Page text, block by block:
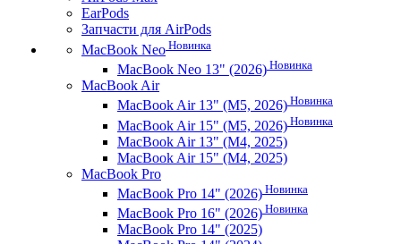
EarPods
Запчасти для AirPods
MacBook Neo Новинка
MacBook Neo 13" (2026) Новинка
MacBook Air
MacBook Air 13" (M5, 2026) Новинка
MacBook Air 15" (M5, 2026) Новинка
MacBook Air 13" (M4, 2025)
MacBook Air 15" (M4, 2025)
MacBook Pro
MacBook Pro 14" (2026) Новинка
MacBook Pro 16" (2026) Новинка
MacBook Pro 14" (2025)